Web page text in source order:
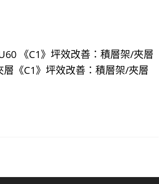
《C1》坪效改善：積層架/夾層
《C1》坪效改善：積層架/夾層